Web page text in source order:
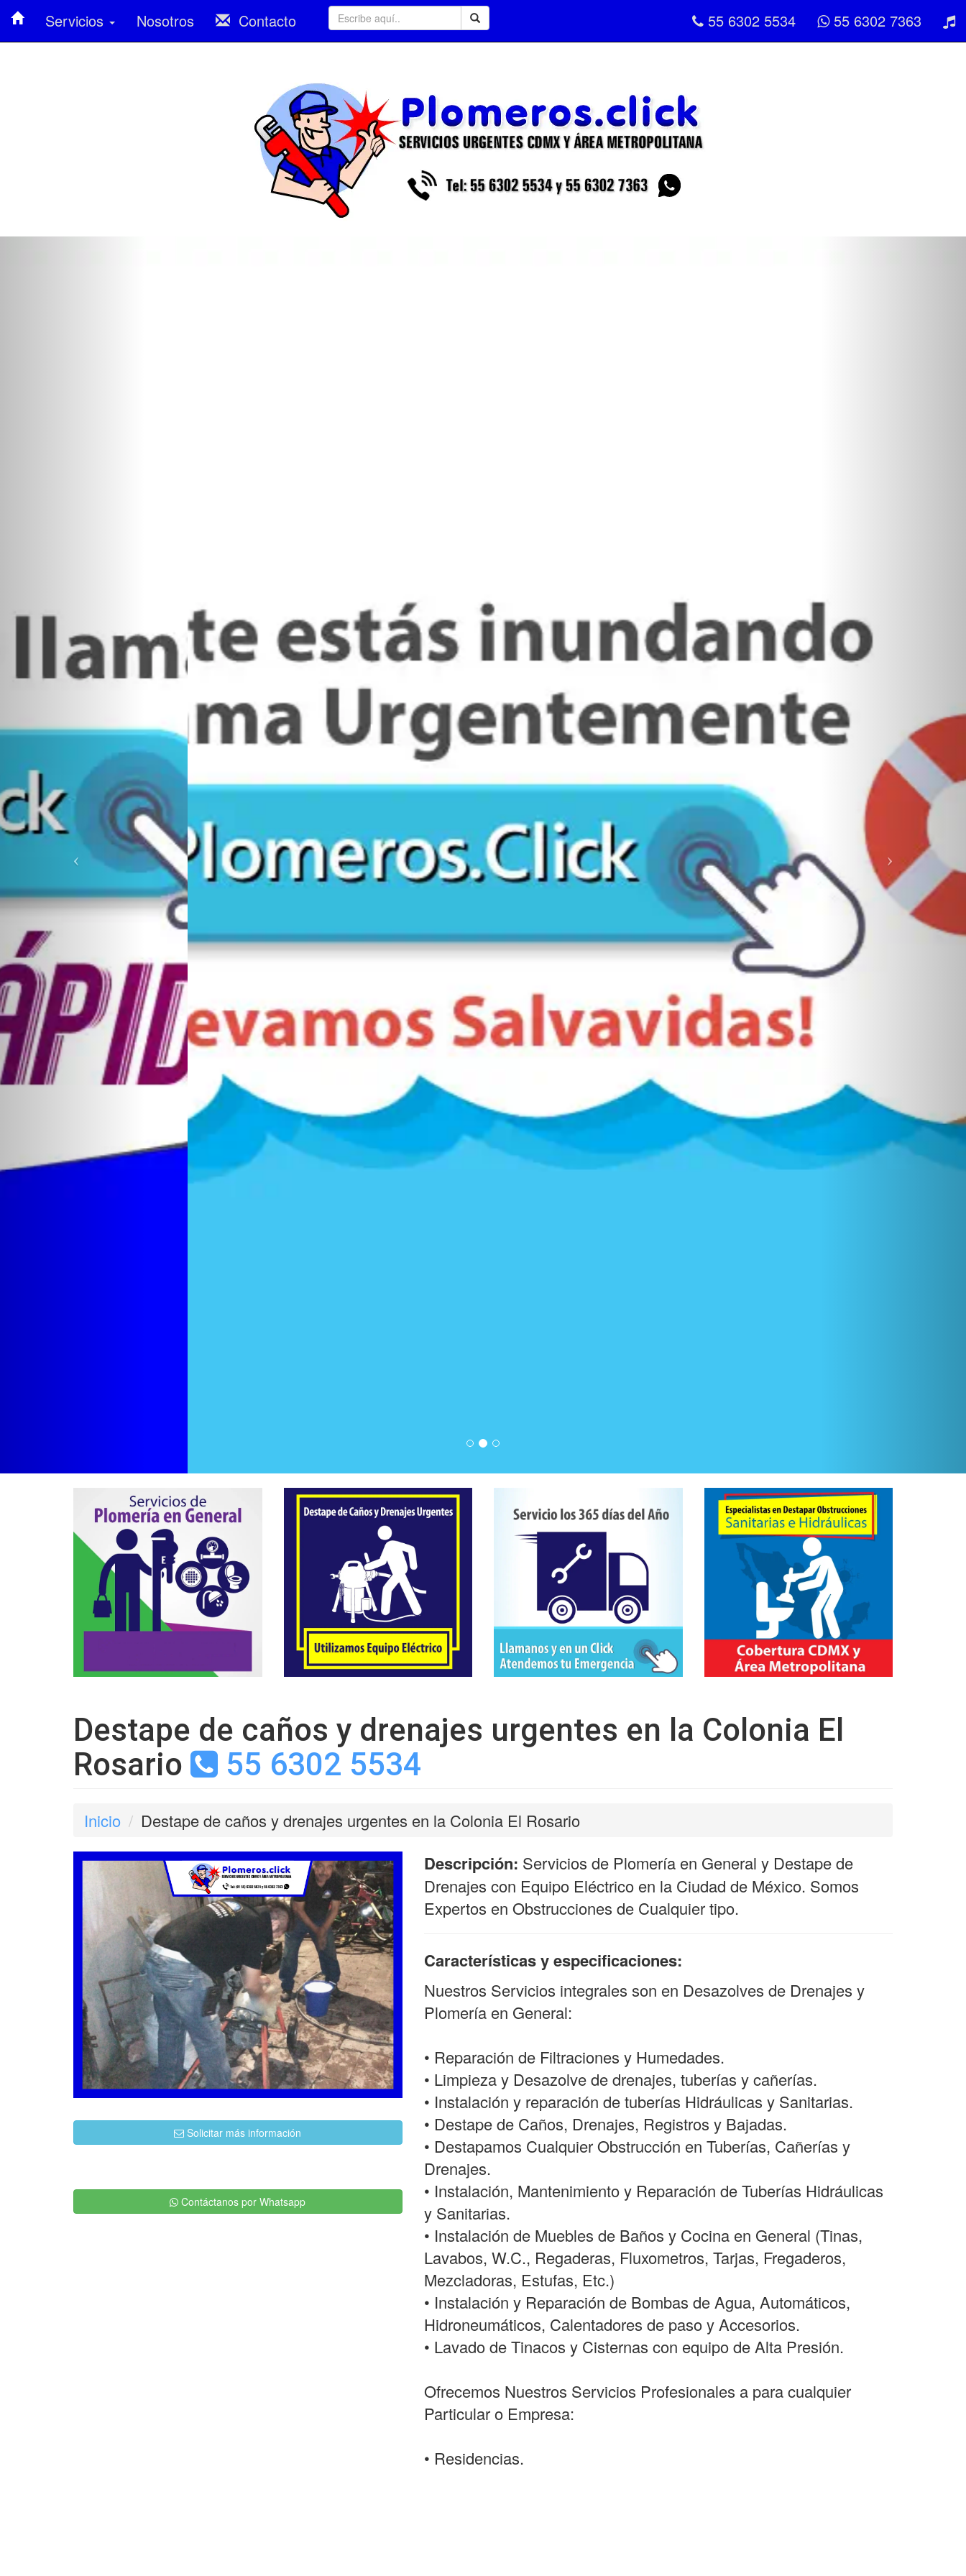
Servicios Nosotros Contacto 55 6302 5534 55 6302 7363
Destape de caños y drenajes urgentes en la Colonia El
Rosario
55 6302 5534
Inicio Destape de caños y drenajes urgentes en la Colonia El Rosario
Solicitar más información
Contáctanos por Whatsapp
Descripción: Servicios de Plomería en General y Destape de
Drenajes con Equipo Eléctrico en la Ciudad de México. Somos
Expertos en Obstrucciones de Cualquier tipo.
Características y especificaciones:
Nuestros Servicios integrales son en Desazolves de Drenajes y
Plomería en General:
• Reparación de Filtraciones y Humedades.
• Limpieza y Desazolve de drenajes, tuberías y cañerías.
• Instalación y reparación de tuberías Hidráulicas y Sanitarias.
• Destape de Caños, Drenajes, Registros y Bajadas.
• Destapamos Cualquier Obstrucción en Tuberías, Cañerías y
Drenajes.
• Instalación, Mantenimiento y Reparación de Tuberías Hidráulicas
y Sanitarias.
• Instalación de Muebles de Baños y Cocina en General (Tinas,
Lavabos, W.C., Regaderas, Fluxometros, Tarjas, Fregaderos,
Mezcladoras, Estufas, Etc.)
• Instalación y Reparación de Bombas de Agua, Automáticos,
Hidroneumáticos, Calentadores de paso y Accesorios.
• Lavado de Tinacos y Cisternas con equipo de Alta Presión.
Ofrecemos Nuestros Servicios Profesionales a para cualquier
Particular o Empresa:
• Residencias.